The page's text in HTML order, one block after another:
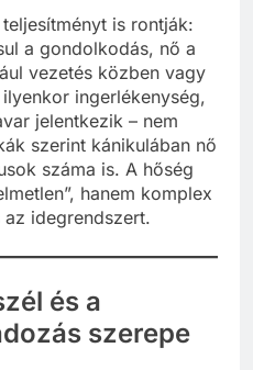
is rontják:
a gondolkodás, nő a
vezetés közben vagy
ingerlékenység,
jelentkezik – nem
szerint kánikulában nő
száma is. A hőség
hanem komplex
idegrendszert.
és a
szerepe